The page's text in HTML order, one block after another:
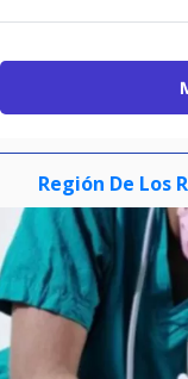
Región De Los